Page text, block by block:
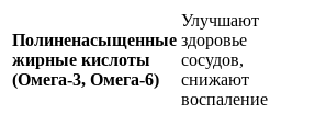
Полиненасыщенные
жирные кислоты
(Омега-3, Омега-6)
Улучшают
здоровье
сосудов,
снижают
воспаление